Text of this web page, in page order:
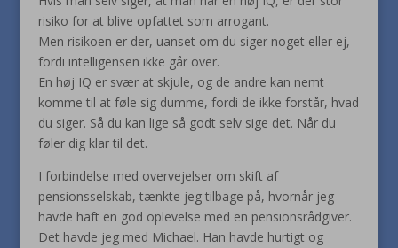
risiko for at blive opfattet som arrogant.
Men risikoen er der, uanset om du siger noget eller ej,
fordi intelligensen ikke går over.
En høj IQ er svær at skjule, og de andre kan nemt
komme til at føle sig dumme, fordi de ikke forstår, hvad
du siger. Så du kan lige så godt selv sige det. Når du
føler dig klar til det.
I forbindelse med overvejelser om skift af
pensionsselskab, tænkte jeg tilbage på, hvornår jeg
havde haft en god oplevelse med en pensionsrådgiver.
Det havde jeg med Michael. Han havde hurtigt og